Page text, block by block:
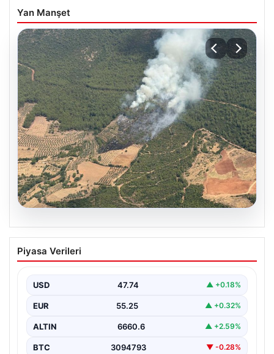
Yan Manşet
Muğla Yatağan’da Orman Yangını
Kontrol Altında
yangını, hem havadan hem de karadan yürütülen
kapsamlı…
Piyasa Verileri
USD 47.74 ▲ +0.18%
EUR 55.25 ▲ +0.32%
ALTIN 6660.6 ▲ +2.59%
BTC 3094793 ▼ -0.28%